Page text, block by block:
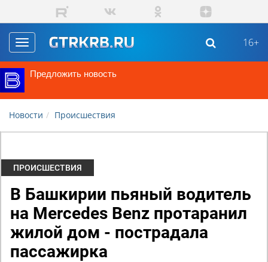
Перейти к основному содержанию
Toggle
navigation
16+
Предложить новость
Новости Происшествия
ПРОИСШЕСТВИЯ
В Башкирии пьяный водитель
на Mercedes Benz протаранил
жилой дом - пострадала
пассажирка